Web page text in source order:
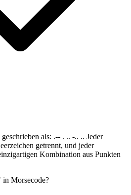
als: .-- . .. -.. .. Jeder
getrennt, und jeder
Kombination aus Punkten
in Morsecode?